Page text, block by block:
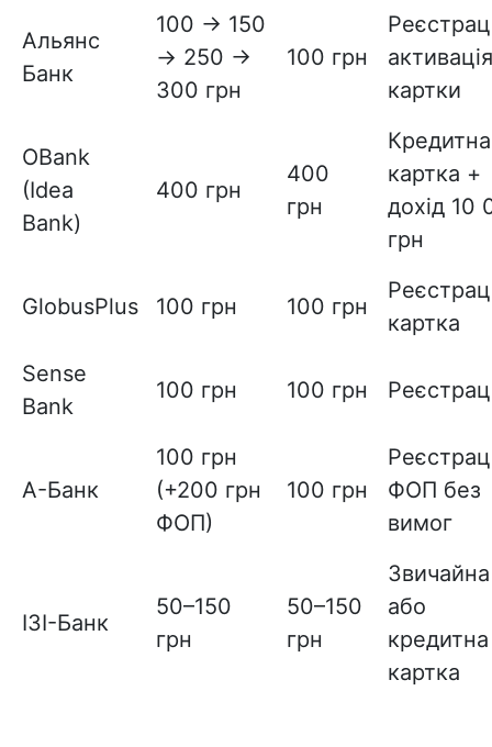
Альянс
Банк
100 → 150
→ 250 →
300 грн
100 грн
активація
картки
OBank
(Idea
Bank)
400 грн
400
грн
Кредитна
картка +
дохід 10
грн
GlobusPlus 100 грн 100 грн
картка
Sense
Bank
100 грн 100 грн
А-Банк
100 грн
(+200 грн
ФОП)
100 грн
ФОП без
вимог
ІЗІ-Банк
50–150
грн
50–150
грн
Звичайна
або
кредитна
картка